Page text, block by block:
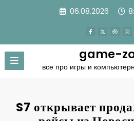
06.08.2026
game-
все про игры и
S7 открывает